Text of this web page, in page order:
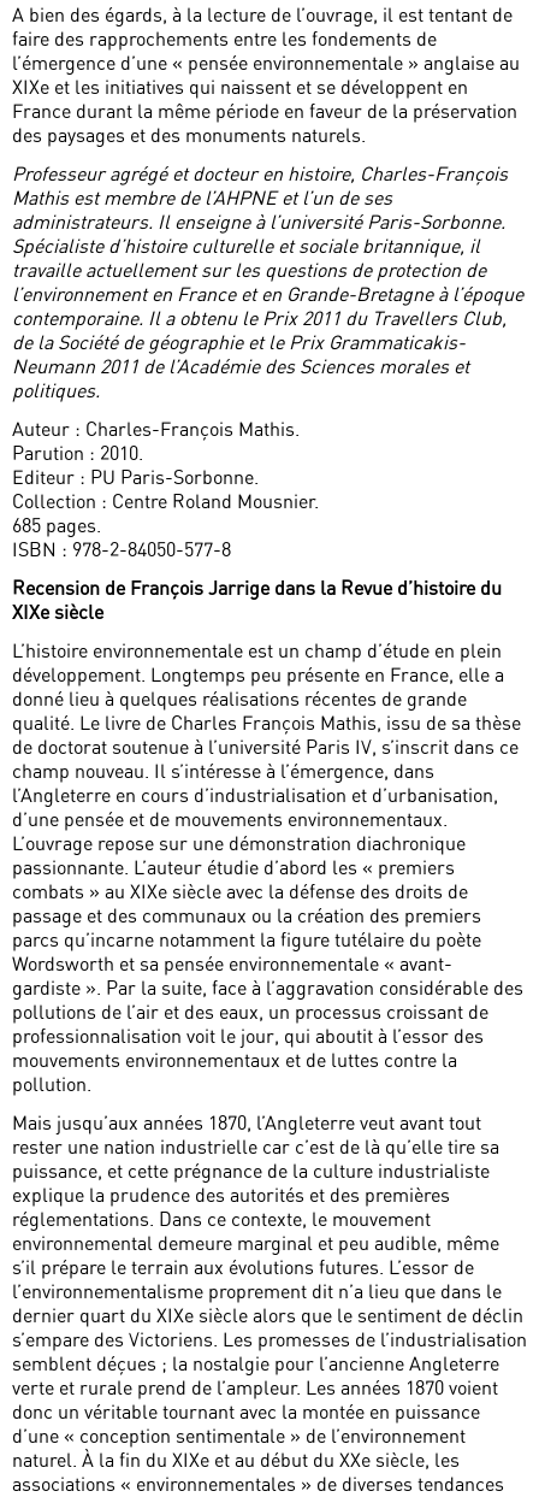
A bien des égards, à la lecture de l’ouvrage, il est tentant de
faire des rapprochements entre les fondements de
l’émergence d’une « pensée environnementale » anglaise au
XIXe et les initiatives qui naissent et se développent en
France durant la même période en faveur de la préservation
des paysages et des monuments naturels.
Professeur agrégé et docteur en histoire, Charles-François
Mathis est membre de l’AHPNE et l’un de ses
administrateurs. Il enseigne à l’université Paris-Sorbonne.
Spécialiste d’histoire culturelle et sociale britannique, il
travaille actuellement sur les questions de protection de
l’environnement en France et en Grande-Bretagne à l’époque
contemporaine. Il a obtenu le Prix 2011 du Travellers Club,
de la Société de géographie et le Prix Grammaticakis-
Neumann 2011 de l’Académie des Sciences morales et
politiques.
Auteur : Charles-François Mathis.
Parution : 2010.
Editeur : PU Paris-Sorbonne.
Collection : Centre Roland Mousnier.
685 pages.
ISBN : 978-2-84050-577-8
Recension de François Jarrige dans la Revue d’histoire du
XIXe siècle
L’histoire environnementale est un champ d’étude en plein
développement. Longtemps peu présente en France, elle a
donné lieu à quelques réalisations récentes de grande
qualité. Le livre de Charles François Mathis, issu de sa thèse
de doctorat soutenue à l’université Paris IV, s’inscrit dans ce
champ nouveau. Il s’intéresse à l’émergence, dans
l’Angleterre en cours d’industrialisation et d’urbanisation,
d’une pensée et de mouvements environnementaux.
L’ouvrage repose sur une démonstration diachronique
passionnante. L’auteur étudie d’abord les « premiers
combats » au XIXe siècle avec la défense des droits de
passage et des communaux ou la création des premiers
parcs qu’incarne notamment la figure tutélaire du poète
Wordsworth et sa pensée environnementale « avant-
gardiste ». Par la suite, face à l’aggravation considérable des
pollutions de l’air et des eaux, un processus croissant de
professionnalisation voit le jour, qui aboutit à l’essor des
mouvements environnementaux et de luttes contre la
pollution.
Mais jusqu’aux années 1870, l’Angleterre veut avant tout
rester une nation industrielle car c’est de là qu’elle tire sa
puissance, et cette prégnance de la culture industrialiste
explique la prudence des autorités et des premières
réglementations. Dans ce contexte, le mouvement
environnemental demeure marginal et peu audible, même
s’il prépare le terrain aux évolutions futures. L’essor de
l’environnementalisme proprement dit n’a lieu que dans le
dernier quart du XIXe siècle alors que le sentiment de déclin
s’empare des Victoriens. Les promesses de l’industrialisation
semblent déçues ; la nostalgie pour l’ancienne Angleterre
verte et rurale prend de l’ampleur. Les années 1870 voient
donc un véritable tournant avec la montée en puissance
d’une « conception sentimentale » de l’environnement
naturel. À la fin du XIXe et au début du XXe siècle, les
associations « environnementales » de diverses tendances